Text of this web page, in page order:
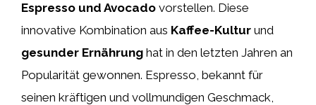
Espresso und Avocado vorstellen. Diese
innovative Kombination aus Kaffee-Kultur und
gesunder Ernährung hat in den letzten Jahren an
Popularität gewonnen. Espresso, bekannt für
seinen kräftigen und vollmundigen Geschmack,